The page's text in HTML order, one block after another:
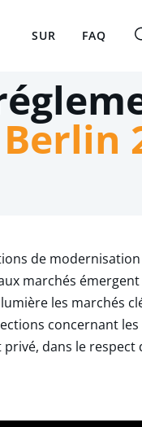
SUR FAQ
Berlin
de
marchés émergent
les marchés
concernant
dans le respect